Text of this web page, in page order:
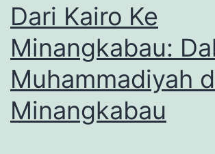
Dari Kairo Ke
Minangkabau:
Muhammadiyah
Minangkabau